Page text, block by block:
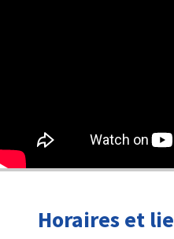
Horaires et